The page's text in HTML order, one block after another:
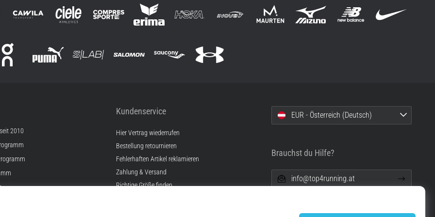
2010
Kundenservice
Hier Vertrag wiederrufen
Bestellung retournieren
Fehlerhaften Artikel reklamieren
Zahlung & Versand
Richtige Größe finden
EUR - Österreich (Deutsch)
Brauchst du Hilfe?
info@top4running.at